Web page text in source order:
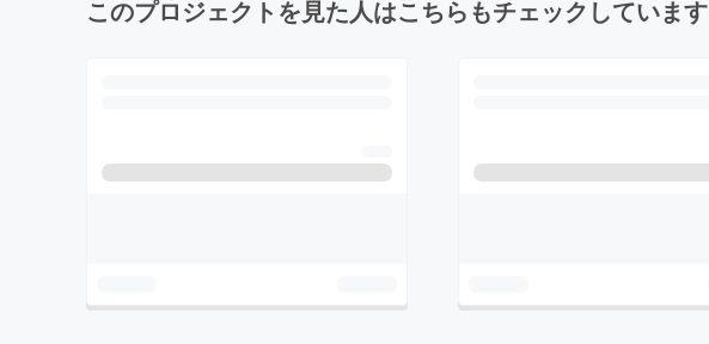
このプロジェクトを見た人はこちらもチェックしています